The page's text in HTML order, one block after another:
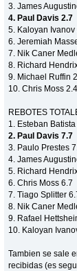
3. James
4. Paul Davis 2.7
5. Kaloyan Ivanov
6. Jeremiah
7. Nik Caner
8. Richard
9. Michael Ruffin
10. Chris Moss 2.4
REBOTES
1. Esteban
2. Paul Davis 7.7
3. Paulo Prestes
4. James
5. Richard
6. Chris Moss 6.7
7. Tiago Splitter
8. Nik Caner
9. Rafael
10. Kaloyan
Tambien se sale
recibidas (es